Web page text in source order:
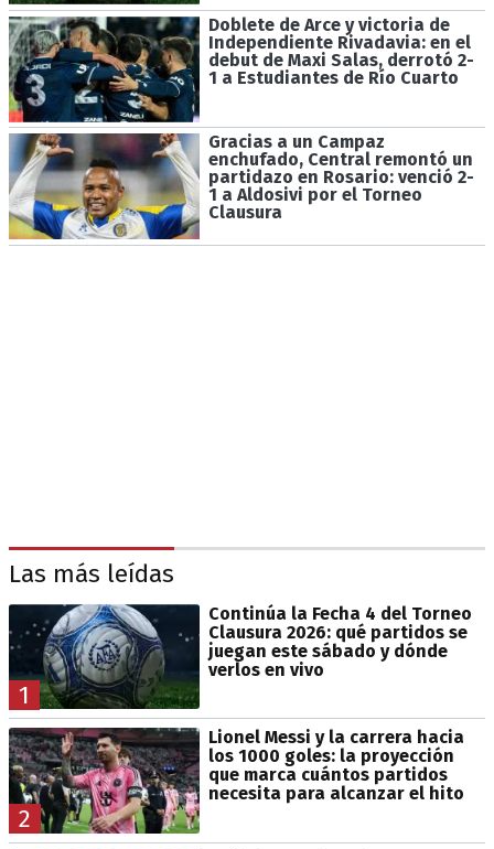
Doblete de Arce y victoria de
Independiente Rivadavia: en el
debut de Maxi Salas, derrotó 2-
1 a Estudiantes de Río Cuarto
Gracias a un Campaz
enchufado, Central remontó un
partidazo en Rosario: venció 2-
1 a Aldosivi por el Torneo
Clausura
Las más leídas
1
Continúa la Fecha 4 del Torneo
Clausura 2026: qué partidos se
juegan este sábado y dónde
verlos en vivo
2
Lionel Messi y la carrera hacia
los 1000 goles: la proyección
que marca cuántos partidos
necesita para alcanzar el hito